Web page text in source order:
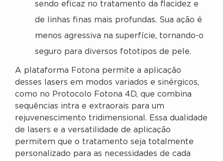
sendo eficaz no tratamento da flacidez e
de linhas finas mais profundas. Sua ação é
menos agressiva na superfície, tornando-o
seguro para diversos fototipos de pele.
A plataforma Fotona permite a aplicação
desses lasers em modos variados e sinérgicos,
como no Protocolo Fotona 4D, que combina
sequências intra e extraorais para um
rejuvenescimento tridimensional. Essa dualidade
de lasers e a versatilidade de aplicação
permitem que o tratamento seja totalmente
personalizado para as necessidades de cada